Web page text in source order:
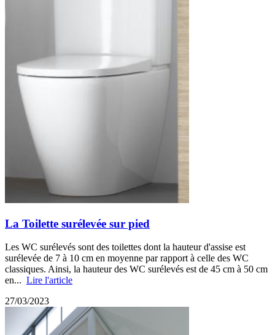
La Toilette surélevée sur pied
Les WC surélevés sont des toilettes dont la hauteur d'assise est
surélevée de 7 à 10 cm en moyenne par rapport à celle des WC
classiques. Ainsi, la hauteur des WC surélevés est de 45 cm à 50 cm
en... Lire l'article
27/03/2023